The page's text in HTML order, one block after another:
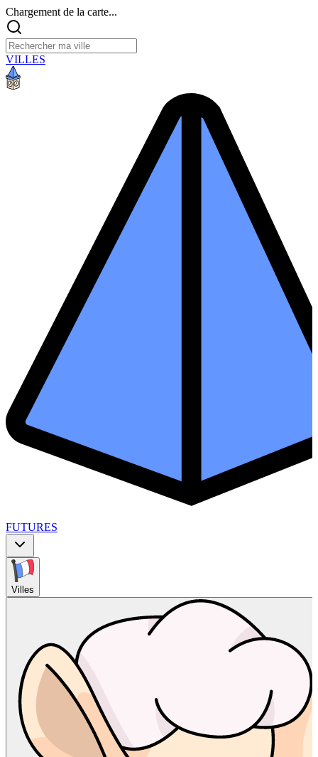
Chargement de la carte...
VILLES
FUTURES
Villes